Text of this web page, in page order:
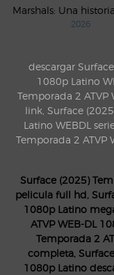
2026
descargar
1080p Latino
Temporada 2 ATVP
link, Surface
Latino WEBDL
Temporada 2 ATVP
Surface (2025)
pelicula full hd,
1080p Latino
ATVP WEB-DL
Temporada 2
completa,
1080p Latino